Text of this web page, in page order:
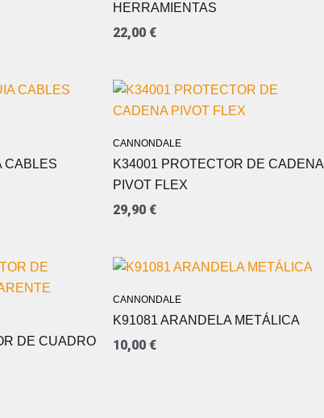
HERRAMIENTAS
22,00 €
CABLES
CANNONDALE
K34001 PROTECTOR DE CADENA
PIVOT FLEX
29,90 €
DE CUADRO
CANNONDALE
K91081 ARANDELA METÁLICA
10,00 €